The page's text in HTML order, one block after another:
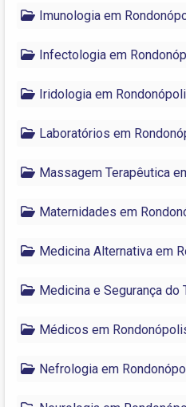
Imunologia em
Infectologia em
Iridologia em
Laboratórios em
Massagem Terapêutica
Maternidades em
Medicina Alternativa em
Medicina e Segurança do
Médicos em
Nefrologia em